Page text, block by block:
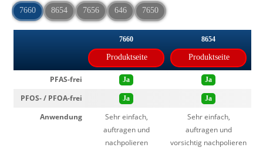
7660 8654 7656 646 7650
7660
Produktseite
8654
Produktseite
PFAS-frei Ja Ja
PFOS- / PFOA-frei Ja Ja
Anwendung
Sehr einfach,
auftragen und
nachpolieren
Sehr einfach,
auftragen und
vorsichtig nachpolieren